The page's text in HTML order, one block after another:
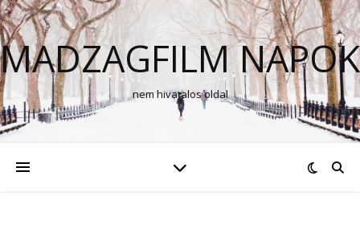
MADZAGFILM NAPOK
nem hivatalos oldal